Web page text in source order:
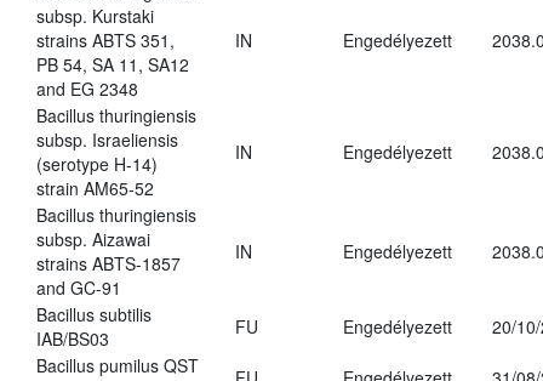
subsp. Kurstaki
strains ABTS 351,
PB 54, SA 11, SA12
and EG 2348
IN Engedélyezett
Bacillus thuringiensis
subsp. Israeliensis
(serotype H-14)
strain AM65-52
IN Engedélyezett
Bacillus thuringiensis
subsp. Aizawai
strains ABTS-1857
and GC-91
IN Engedélyezett
Bacillus subtilis
IAB/BS03
FU Engedélyezett
20/
Bacillus pumilus QST